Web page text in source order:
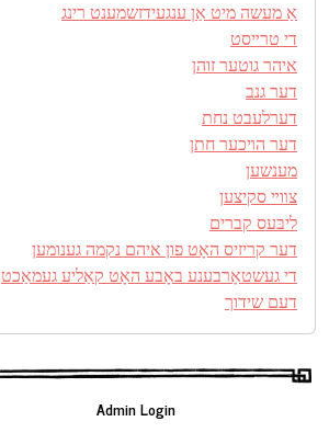
אַ מעשה מיט אַן ענגעידזשמענט רינג
די טרײסט
איהר גוטער זוהן
דער גנב
דערלעבט נחת
דער הױכער חתן
מענשען
צװײ סקיצען
ליבּעס קברים
דער קריזיס האָט פון איהם נקמה גענומען
די געשטאָרבענע באָבע האָט קאַליע געמאַכט
דעם שידוך
Admin Login